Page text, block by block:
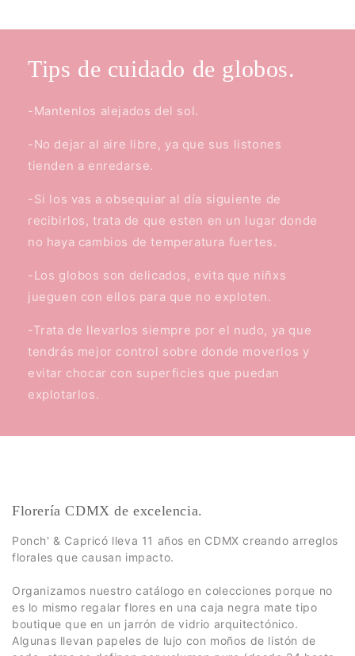
Tips de cuidado de globos.
-Mantenlos alejados del sol.
-No dejar al aire libre, ya que sus listones
tienden a enredarse.
-Si los vas a obsequiar al día siguiente de
recibirlos, trata de que esten en un lugar donde
no haya cambios de temperatura fuertes.
-Los globos son delicados, evita que niñxs
jueguen con ellos para que no exploten.
-Trata de llevarlos siempre por el nudo, ya que
tendrás mejor control sobre donde moverlos y
evitar chocar con superficies que puedan
explotarlos.
Florería CDMX de excelencia.
Ponch' & Capricó lleva 11 años en CDMX creando arreglos
florales que causan impacto.
Organizamos nuestro catálogo en colecciones porque no
es lo mismo regalar flores en una caja negra mate tipo
boutique que en un jarrón de vidrio arquitectónico.
Algunas llevan papeles de lujo con moños de listón de